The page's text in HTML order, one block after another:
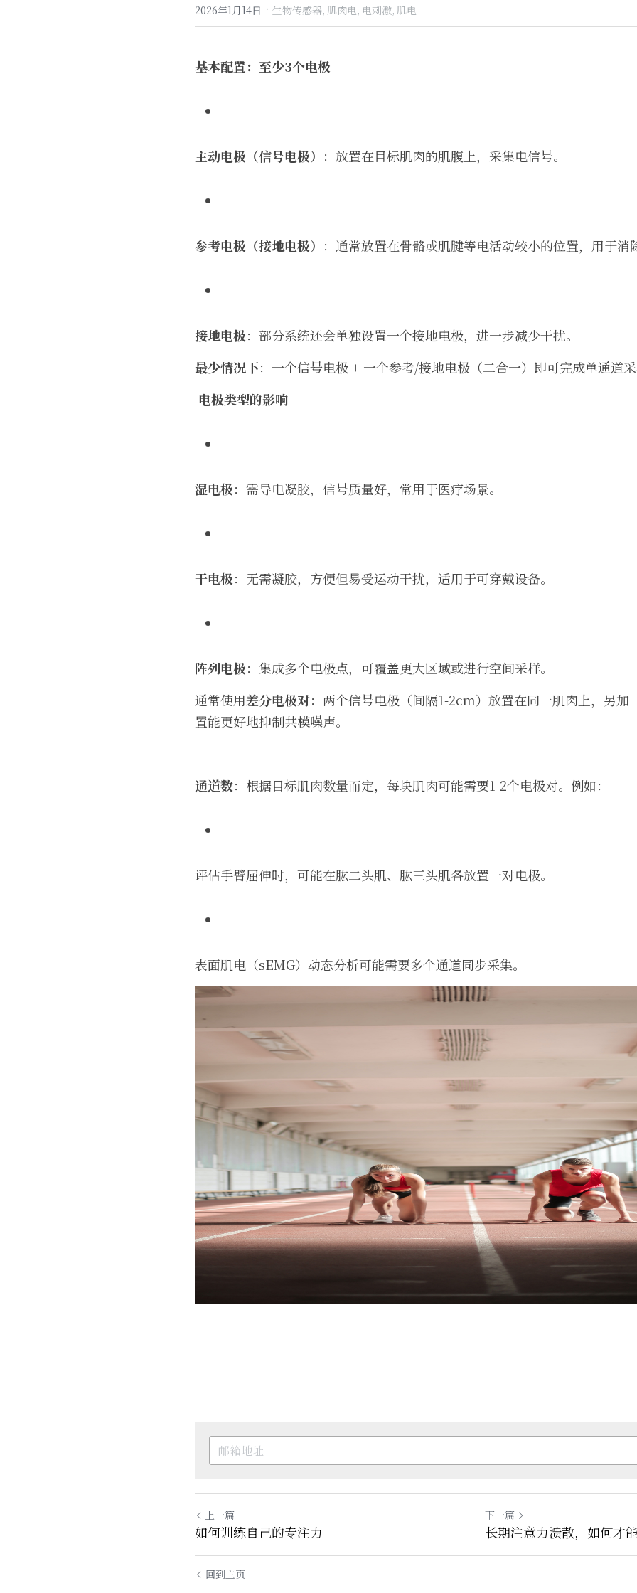
2026年1月14日 · 生物传感器, 肌肉电, 电刺激, 肌电
基本配置：至少3个电极
主动电极（信号电极） ：放置在目标肌肉的肌腹上，采集电信号。
参考电极（接地电极） ：通常放置在骨骼或肌腱等电活动较小的位置，用于消
接地电极：部分系统还会单独设置一个接地电极，进一步减少干扰。
最少情况下：一个信号电极 + 一个参考/接地电极（二合一）即可完成单通道
电极类型的影响
湿电极：需导电凝胶，信号质量好，常用于医疗场景。
干电极：无需凝胶，方便但易受运动干扰，适用于可穿戴设备。
阵列电极：集成多个电极点，可覆盖更大区域或进行空间采样。
通常使用差分电极对：两个信号电极（间隔1-2cm）放置在同一肌肉上，另加
置能更好地抑制共模噪声。
通道数：根据目标肌肉数量而定，每块肌肉可能需要1-2个电极对。例如：
评估手臂屈伸时，可能在肱二头肌、肱三头肌各放置一对电极。
表面肌电（sEMG）动态分析可能需要多个通道同步采集。
上一篇
如何训练自己的专注力
下一篇
长期注意力溃散，如何才
回到主页